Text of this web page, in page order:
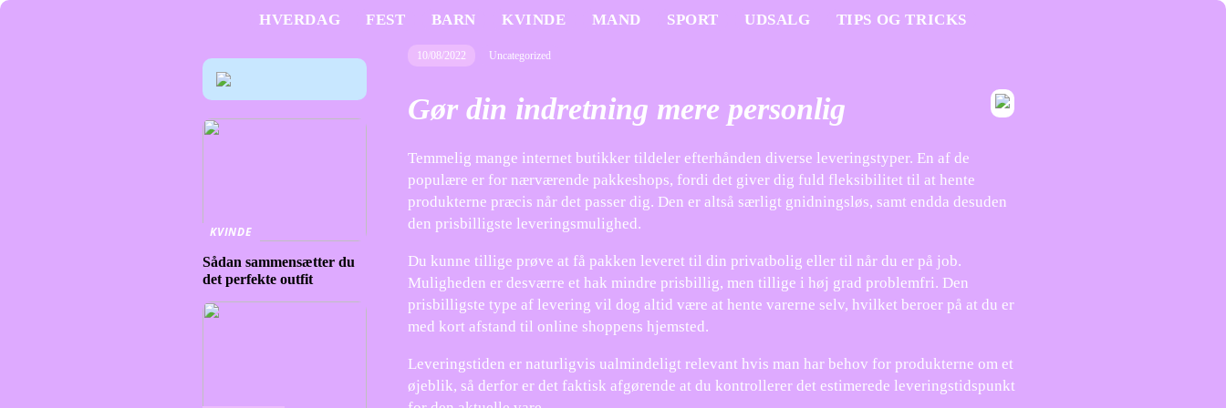
HVERDAG FEST BARN KVINDE MAND SPORT UDSALG TIPS OG TRICKS
10/08/2022 Uncategorized
Gør din indretning mere personlig
Temmelig mange internet butikker tildeler efterhånden diverse leveringstyper. En af de
populære er for nærværende pakkeshops, fordi det giver dig fuld fleksibilitet til at hente
produkterne præcis når det passer dig. Den er altså særligt gnidningsløs, samt endda desuden
den prisbilligste leveringsmulighed.
Du kunne tillige prøve at få pakken leveret til din privatbolig eller til når du er på job.
Muligheden er desværre et hak mindre prisbillig, men tillige i høj grad problemfri. Den
prisbilligste type af levering vil dog altid være at hente varerne selv, hvilket beroer på at du er
med kort afstand til online shoppens hjemsted.
Leveringstiden er naturligvis ualmindeligt relevant hvis man har behov for produkterne om et
øjeblik, så derfor er det faktisk afgørende at du kontrollerer det estimerede leveringstidspunkt
KVINDE
Sådan sammensætter du
det perfekte outfit